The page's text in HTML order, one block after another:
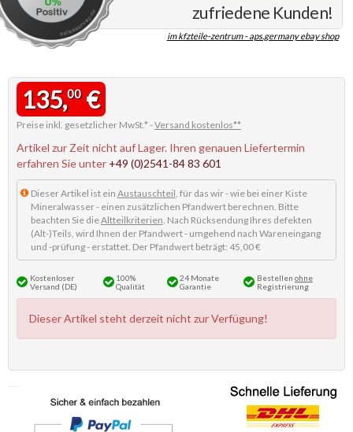
zufriedene Kunden!
im kfzteile-zentrum - aps.germany ebay shop
135,00€
Preise inkl. gesetzlicher MwSt.* -Versand kostenlos**
Artikel zur Zeit nicht auf Lager. Ihren genauen Liefertermin
erfahren Sie unter +49 (0)2541-84 83 601
Dieser Artikel ist ein Austauschteil, für das wir - wie bei einer Kiste
Mineralwasser - einen zusätzlichen Pfandwert berechnen. Bitte
beachten Sie dieAltteilkriterien. Nach Rücksendung Ihres defekten
(Alt-)Teils, wird Ihnen der Pfandwert - umgehend nach Wareneingang
und -prüfung - erstattet. Der Pfandwert beträgt: 45,00 €
Kostenloser
Versand (DE)
100%
Qualität
24 Monate
Garantie
Bestellen ohne
Registrierung
Dieser Artikel steht derzeit nicht zur Verfügung!